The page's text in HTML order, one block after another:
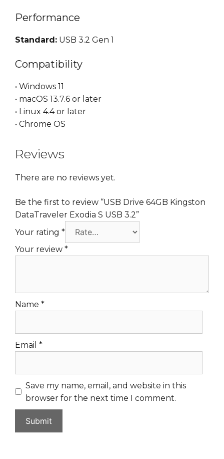
Performance
Standard: USB 3.2 Gen 1
Compatibility
• Windows 11
• macOS 13.7.6 or later
• Linux 4.4 or later
• Chrome OS
Reviews
There are no reviews yet.
Be the first to review “USB Drive 64GB Kingston
DataTraveler Exodia S USB 3.2”
Your rating *
Your review *
Name *
Email *
Save my name, email, and website in this
browser for the next time I comment.